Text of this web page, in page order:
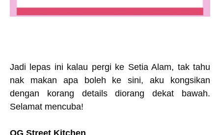
Jadi lepas ini kalau pergi ke Setia Alam, tak tahu
nak makan apa boleh ke sini, aku kongsikan
dengan korang details diorang dekat bawah.
Selamat mencuba!
OG Street Kitchen